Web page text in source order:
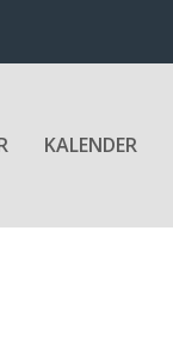
KALENDER